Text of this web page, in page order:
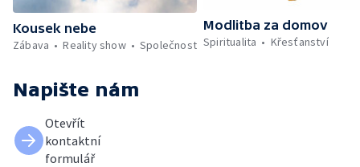
Kousek nebe
Zábava
Reality show Společnost
Modlitba za domov
Spiritualita
Křesťanství
Napište nám
Otevřít
kontaktní
formulář